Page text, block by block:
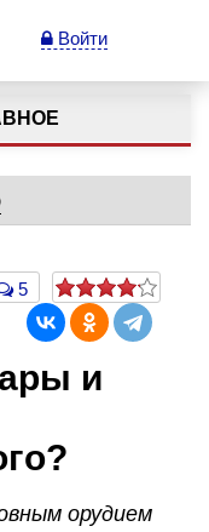
Войти
5
и
орудием